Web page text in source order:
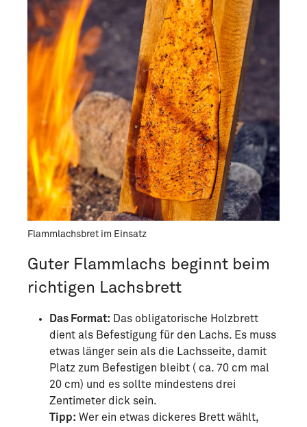
Flammlachsbret im Einsatz
Guter Flammlachs beginnt beim
richtigen Lachsbrett
Das Format: Das obligatorische Holzbrett
dient als Befestigung für den Lachs. Es muss
etwas länger sein als die Lachsseite, damit
Platz zum Befestigen bleibt ( ca. 70 cm mal
20 cm) und es sollte mindestens drei
Zentimeter dick sein.
Tipp: Wer ein etwas dickeres Brett wählt,